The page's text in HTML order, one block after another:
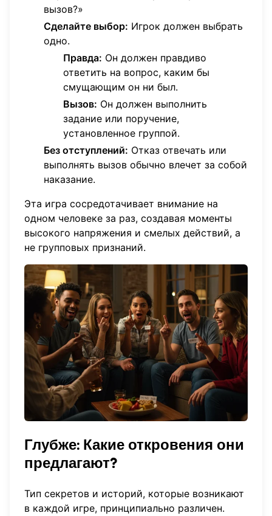
вызов?»
Сделайте выбор: Игрок должен выбрать
одно.
Правда: Он должен правдиво
ответить на вопрос, каким бы
смущающим он ни был.
Вызов: Он должен выполнить
задание или поручение,
установленное группой.
Без отступлений: Отказ отвечать или
выполнять вызов обычно влечет за собой
наказание.
Эта игра сосредотачивает внимание на
одном человеке за раз, создавая моменты
высокого напряжения и смелых действий, а
не групповых признаний.
Глубже: Какие откровения они
предлагают?
Тип секретов и историй, которые возникают
в каждой игре, принципиально различен.